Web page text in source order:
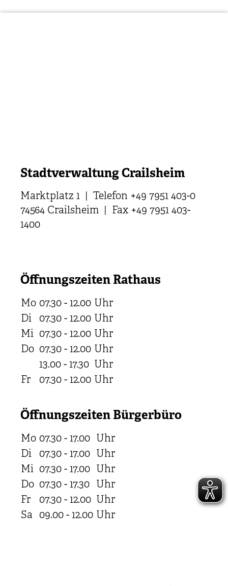
Stadtverwaltung Crailsheim
Marktplatz 1 | Telefon +49 7951 403-0
74564 Crailsheim | Fax +49 7951 403-
1400
Öffnungszeiten Rathaus
Mo 07.30 - 12.00 Uhr
Di
07.30 - 12.00 Uhr
Mi 07.30 - 12.00 Uhr
Do 07.30 - 12.00 Uhr
13.00 - 17.30 Uhr
Fr
07.30 - 12.00 Uhr
Öffnungszeiten Bürgerbüro
Mo 07.30 - 17.00 Uhr
Di
07.30 - 17.00 Uhr
Mi 07.30 - 17.00 Uhr
Do 07.30 - 17.30 Uhr
Fr
07.30 - 12.00 Uhr
Sa 09.00 - 12.00 Uhr